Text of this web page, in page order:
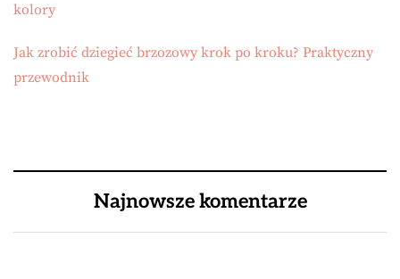
kolory
Jak zrobić dziegieć brzozowy krok po kroku? Praktyczny
przewodnik
Najnowsze komentarze